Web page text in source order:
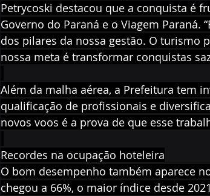
Petrycoski destacou que a conquista é
Governo do Paraná e o Viagem Paraná.
dos pilares da nossa gestão. O turismo
nossa meta é transformar conquistas
Além da malha aérea, a Prefeitura tem
qualificação de profissionais e
novos voos é a prova de que esse
Recordes na ocupação hoteleira
O bom desempenho também aparece
chegou a 66%, o maior índice desde